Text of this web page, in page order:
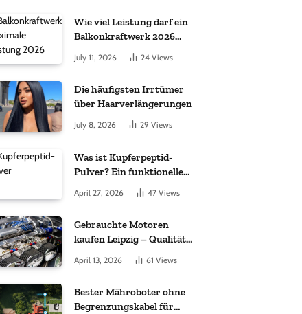
Wie viel Leistung darf ein
Balkonkraftwerk 2026
July 11, 2026 24 Views
Die häufigsten Irrtümer
über Haarverlängerungen
July 8, 2026 29 Views
Was ist Kupferpeptid-
Pulver? Ein funktioneller
Komplex aus „kleinem
Molekül + Metall“
April 27, 2026 47 Views
Gebrauchte Motoren
kaufen Leipzig – Qualität,
Garantie und weltweite
Lieferung im Fokus
April 13, 2026 61 Views
Bester Mähroboter ohne
Begrenzungskabel für